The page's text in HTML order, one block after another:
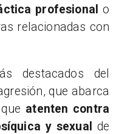
profesional o
relacionadas con
destacados del
que abarca
atenten contra
y sexual de